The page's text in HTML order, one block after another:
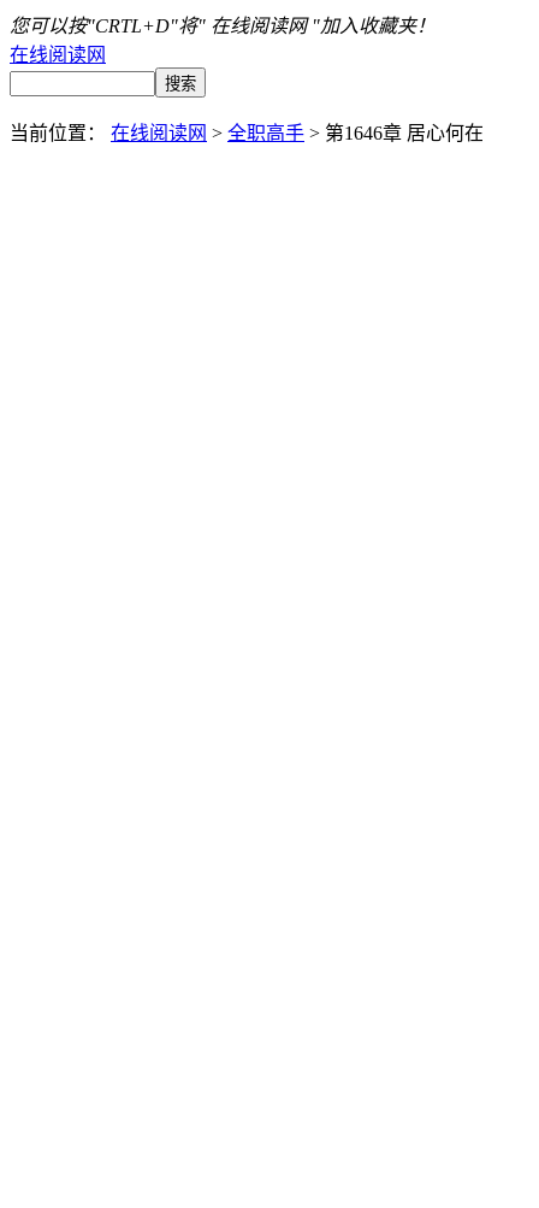
您可以按"CRTL+D"将" 在线阅读网 "加入收藏夹！
在线阅读网
当前位置： 在线阅读网 > 全职高手 > 第1646章 居心何在